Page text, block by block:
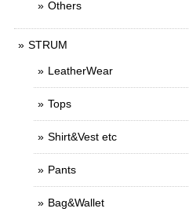
Others
STRUM
LeatherWear
Tops
Shirt&Vest etc
Pants
Bag&Wallet